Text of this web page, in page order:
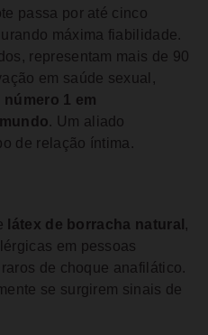
passa por até cinco
máxima fiabilidade.
representam mais de 90
em saúde sexual,
número 1 em
. Um aliado
de relação íntima.
látex de borracha natural ,
em pessoas
de choque anafilático.
se surgirem sinais de